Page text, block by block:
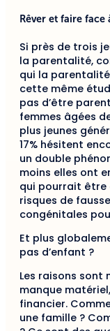
Rêver et faire
Si près de trois
la parentalité,
qui la parentalité
cette même
pas d’être
femmes âgées
plus jeunes
17% hésitent
un double
moins elles ont
qui pourrait être
risques de
congénitales
Et plus
pas d’enfant ?
Les raisons sont
manque
financier.
une famille ?